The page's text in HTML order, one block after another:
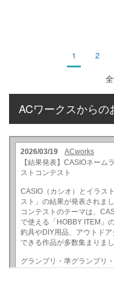
1 2
全
ACワークスからの